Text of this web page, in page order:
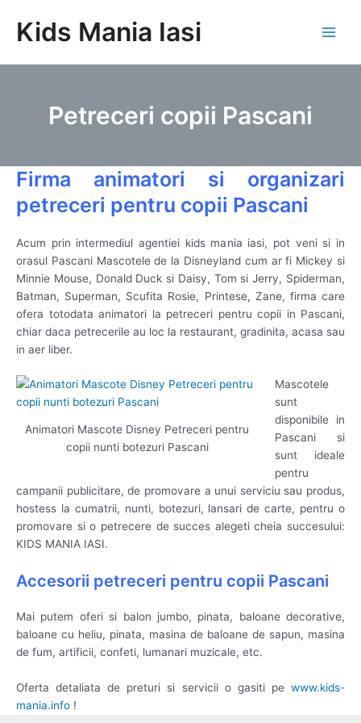
contentKids Mania Iasi
Petreceri copii Pascani
Firma animatori si organizari
petreceri pentru copii Pascani
Acum prin intermediul agentiei kids mania iasi, pot veni si in
orasul Pascani Mascotele de la Disneyland cum ar fi Mickey si
Minnie Mouse, Donald Duck si Daisy, Tom si Jerry, Spiderman,
Batman, Superman, Scufita Rosie, Printese, Zane, firma care
ofera totodata animatori la petreceri pentru copii in Pascani,
chiar daca petrecerile au loc la restaurant, gradinita, acasa sau
in aer liber.
Animatori Mascote Disney Petreceri pentru
copii nunti botezuri Pascani
Mascotele
sunt
disponibile in
Pascani si
sunt ideale
pentru
campanii publicitare, de promovare a unui serviciu sau produs,
hostess la cumatrii, nunti, botezuri, lansari de carte, pentru o
promovare si o petrecere de succes alegeti cheia succesului:
KIDS MANIA IASI.
Accesorii petreceri pentru copii Pascani
Mai putem oferi si balon jumbo, pinata, baloane decorative,
baloane cu heliu, pinata, masina de baloane de sapun, masina
de fum, artificii, confeti, lumanari muzicale, etc.
Oferta detaliata de preturi si servicii o gasiti pe www.kids-
mania.info !